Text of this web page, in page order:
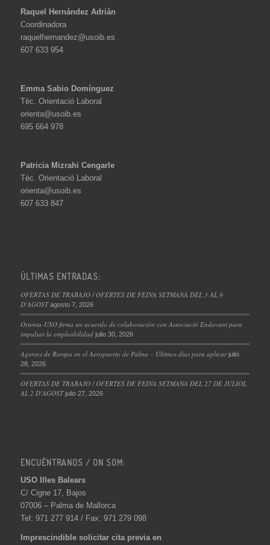
Raquel Hernández Adrián
Coordinadora
raquelhernandez@usoib.es
607 633 954
Emma Sabio Domínguez
Tèc. Orientació Laboral
orienta@usoib.es
695 664 978
Patricia Mizrahi Cengarle
Tèc. Orientació Laboral
orienta@usoib.es
607 633 847
ÚLTIMAS ENTRADAS:
OFERTAS DE TRABAJO / OFERTES DE FEINA SETMANA DEL 3 AL 9
D’AGOST agosto 7, 2026
Orienta-USO firma un acuerdo de colaboración con Associació Endavant para
impulsar la empleabilidad julio 30, 2026
Agentes de Rampa en el Aeropuerto de Palma – Últimos días para aplicar julio
28, 2026
OFERTAS DE TRABAJO / OFERTES DE FEINA SETMANA DEL 27 DE JULIOL
AL 2 D’AGOST julio 27, 2026
ENCUÉNTRANOS / ON SOM:
USO Illes Balears
C/ Cigne 17, Bajos
07006 – Palma de Mallorca
Tel: 971 277 914 / Fax: 971 279 098
Imprescindible solicitar cita previa en